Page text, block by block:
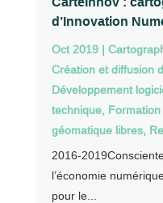
d’Innovation
Oct 2019|
Création et diffusion
Développement
technique,
géomatique libres,
2016-
l’économie
pour le...